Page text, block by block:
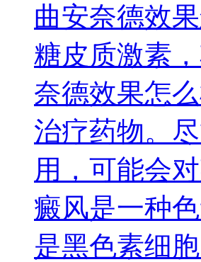
曲安奈德效
糖皮质激素
奈德效果怎
治疗药物。
用，可能会
癜风是一种
是黑色素细